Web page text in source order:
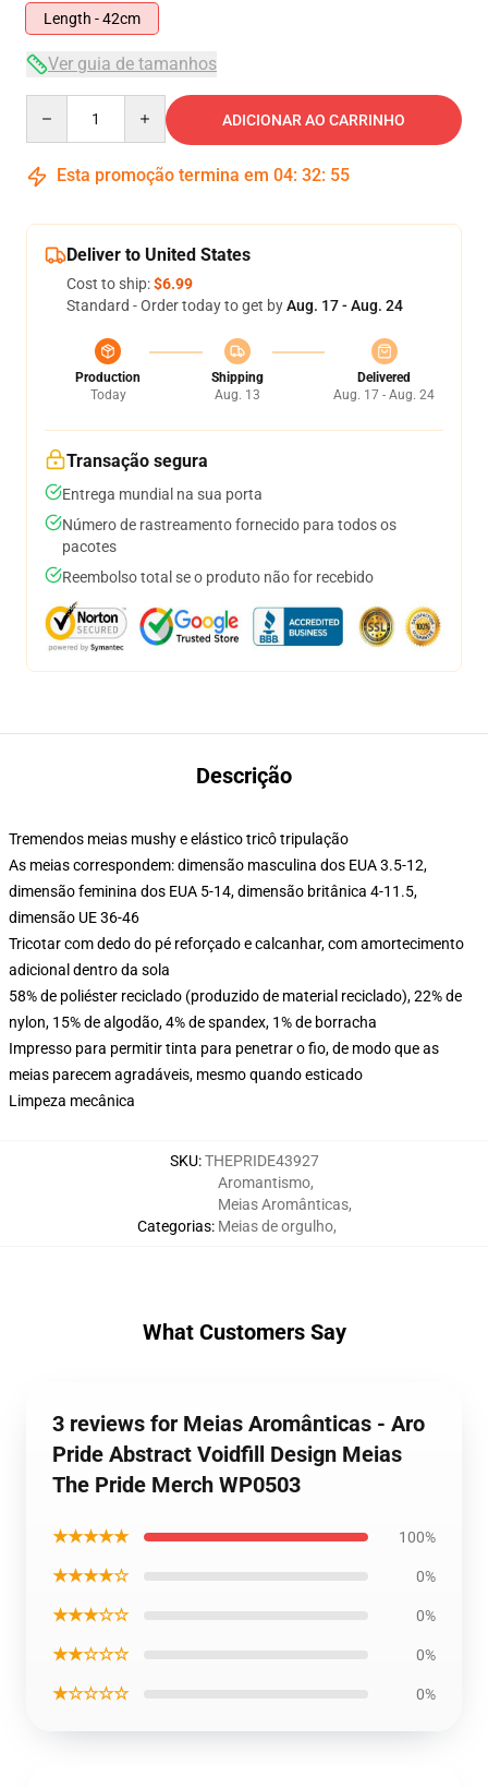
Length - 42cm
Ver guia de tamanhos
ADICIONAR AO CARRINHO
Esta promoção termina em 04: 32: 54
Deliver to United States
Cost to ship:$6.99
Standard - Order today to get byAug. 17 - Aug. 24
Production
Today
Shipping
Aug. 13
Delivered
Aug. 17 - Aug. 24
Transação segura
Entrega mundial na sua porta
Número de rastreamento fornecido para todos os
pacotes
Reembolso total se o produto não for recebido
Descrição
Tremendos meias mushy e elástico tricô tripulação
As meias correspondem: dimensão masculina dos EUA 3.5-12,
dimensão feminina dos EUA 5-14, dimensão britânica 4-11.5,
dimensão UE 36-46
Tricotar com dedo do pé reforçado e calcanhar, com amortecimento
adicional dentro da sola
58% de poliéster reciclado (produzido de material reciclado), 22% de
nylon, 15% de algodão, 4% de spandex, 1% de borracha
Impresso para permitir tinta para penetrar o fio, de modo que as
meias parecem agradáveis, mesmo quando esticado
Limpeza mecânica
SKU:THEPRIDE43927
Categorias:
Aromantismo,
Meias Aromânticas,
Meias de orgulho,
What Customers Say
3 reviews for Meias Aromânticas - Aro
Pride Abstract Voidfill Design Meias
The Pride Merch WP0503
★★★★★ 100%
★★★★☆ 0%
★★★☆☆ 0%
★★☆☆☆ 0%
★☆☆☆☆ 0%